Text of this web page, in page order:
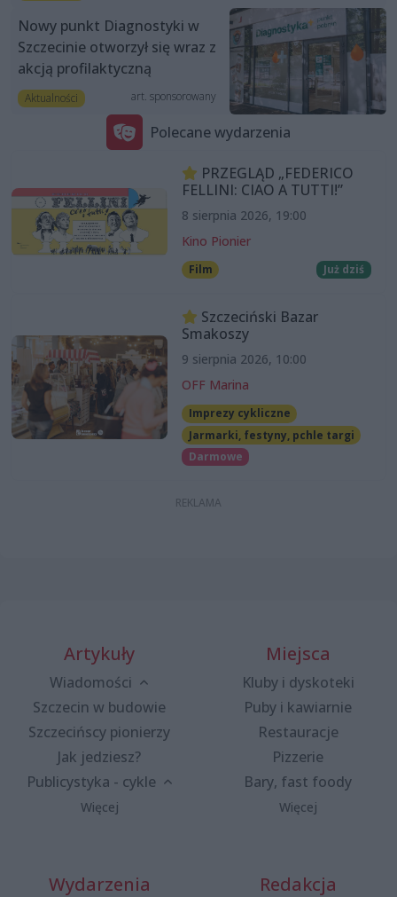
Nowy punkt Diagnostyki w
Szczecinie otworzył się wraz z
akcją profilaktyczną
Aktualności art. sponsorowany
Polecane wydarzenia
PRZEGLĄD „FEDERICO
FELLINI: CIAO A TUTTI!”
8 sierpnia 2026, 19:00
Kino Pionier
Film Już dziś
Szczeciński Bazar
Smakoszy
9 sierpnia 2026, 10:00
OFF Marina
Imprezy cykliczne
Jarmarki, festyny, pchle targi
Darmowe
Artykuły
Wiadomości
Szczecin w budowie
Szczecińscy pionierzy
Jak jedziesz?
Publicystyka - cykle
Więcej
Miejsca
Kluby i dyskoteki
Puby i kawiarnie
Restauracje
Pizzerie
Bary, fast foody
Więcej
Wydarzenia Redakcja